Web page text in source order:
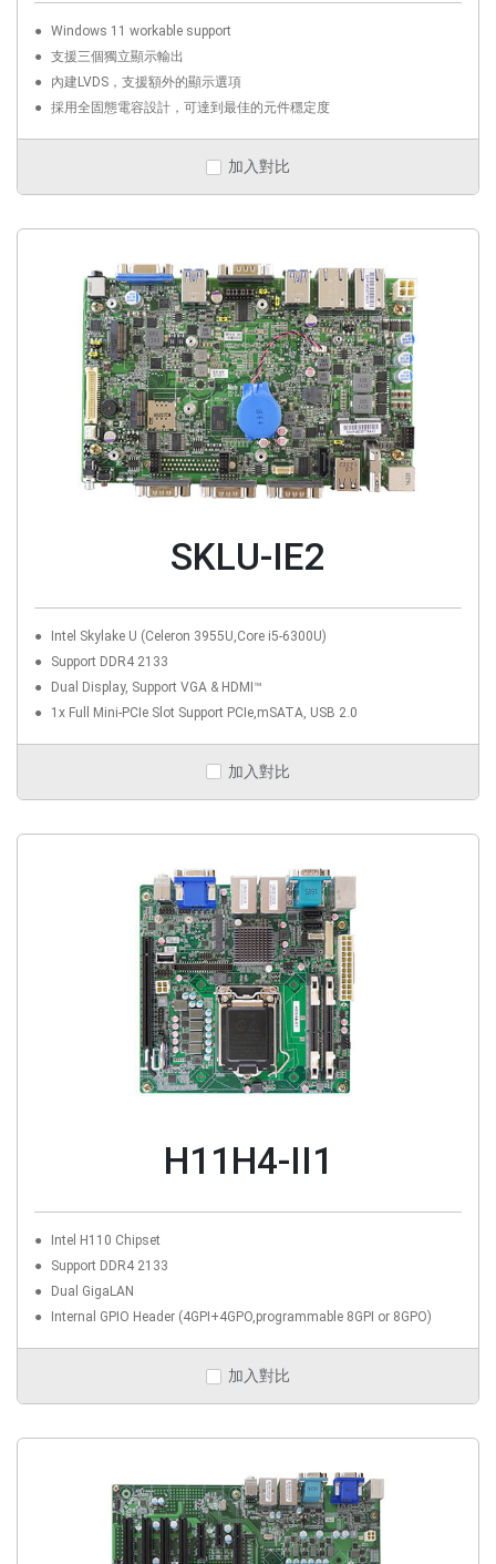
Windows 11 workable support
支援三個獨立顯示輸出
內建LVDS，支援額外的顯示選項
採用全固態電容設計，可達到最佳的元件穩定度
加入對比
SKLU-IE2
Intel Skylake U (Celeron 3955U,Core i5-6300U)
Support DDR4 2133
Dual Display, Support VGA & HDMI™
1x Full Mini-PCIe Slot Support PCIe,mSATA, USB 2.0
加入對比
H11H4-II1
Intel H110 Chipset
Support DDR4 2133
Dual GigaLAN
Internal GPIO Header (4GPI+4GPO,programmable 8GPI or 8GPO)
加入對比